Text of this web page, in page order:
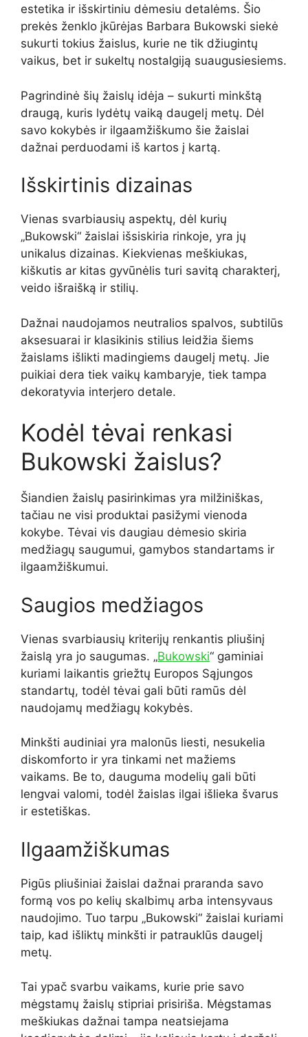
estetika ir išskirtiniu dėmesiu detalėms. Šio
prekės ženklo įkūrėjas Barbara Bukowski siekė
sukurti tokius žaislus, kurie ne tik džiugintų
vaikus, bet ir sukeltų nostalgiją suaugusiesiems.
Pagrindinė šių žaislų idėja – sukurti minkštą
draugą, kuris lydėtų vaiką daugelį metų. Dėl
savo kokybės ir ilgaamžiškumo šie žaislai
dažnai perduodami iš kartos į kartą.
Išskirtinis dizainas
Vienas svarbiausių aspektų, dėl kurių
„Bukowski“ žaislai išsiskiria rinkoje, yra jų
unikalus dizainas. Kiekvienas meškiukas,
kiškutis ar kitas gyvūnėlis turi savitą charakterį,
veido išraišką ir stilių.
Dažnai naudojamos neutralios spalvos, subtilūs
aksesuarai ir klasikinis stilius leidžia šiems
žaislams išlikti madingiems daugelį metų. Jie
puikiai dera tiek vaikų kambaryje, tiek tampa
dekoratyvia interjero detale.
Kodėl tėvai renkasi
Bukowski žaislus?
Šiandien žaislų pasirinkimas yra milžiniškas,
tačiau ne visi produktai pasižymi vienoda
kokybe. Tėvai vis daugiau dėmesio skiria
medžiagų saugumui, gamybos standartams ir
ilgaamžiškumui.
Saugios medžiagos
Vienas svarbiausių kriterijų renkantis pliušinį
žaislą yra jo saugumas. „Bukowski“ gaminiai
kuriami laikantis griežtų Europos Sąjungos
standartų, todėl tėvai gali būti ramūs dėl
naudojamų medžiagų kokybės.
Minkšti audiniai yra malonūs liesti, nesukelia
diskomforto ir yra tinkami net mažiems
vaikams. Be to, dauguma modelių gali būti
lengvai valomi, todėl žaislas ilgai išlieka švarus
ir estetiškas.
Ilgaamžiškumas
Pigūs pliušiniai žaislai dažnai praranda savo
formą vos po kelių skalbimų arba intensyvaus
naudojimo. Tuo tarpu „Bukowski“ žaislai kuriami
taip, kad išliktų minkšti ir patrauklūs daugelį
metų.
Tai ypač svarbu vaikams, kurie prie savo
mėgstamų žaislų stipriai prisiriša. Mėgstamas
meškiukas dažnai tampa neatsiejama